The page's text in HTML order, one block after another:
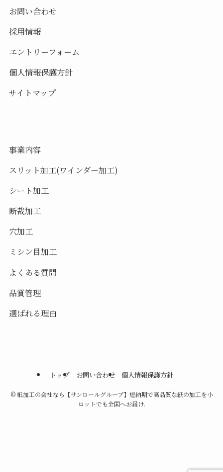
お問い合わせ
採用情報
エントリーフォーム
個人情報保護方針
サイトマップ
事業内容
スリット加工(ワインダー加工)
シート加工
断裁加工
穴加工
ミシン目加工
よくある質問
品質管理
選ばれる理由
トップ お問い合わせ 個人情報保護方針
©紙加工の会社なら【サンロールグループ】短納期で高品質な紙の加工を小
ロットでも全国へお届け.